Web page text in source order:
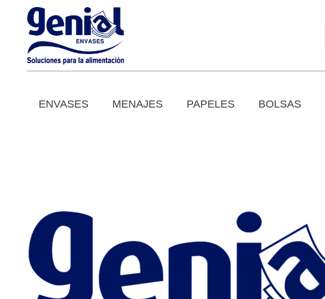
ENVASES MENAJES PAPELES BOLSAS